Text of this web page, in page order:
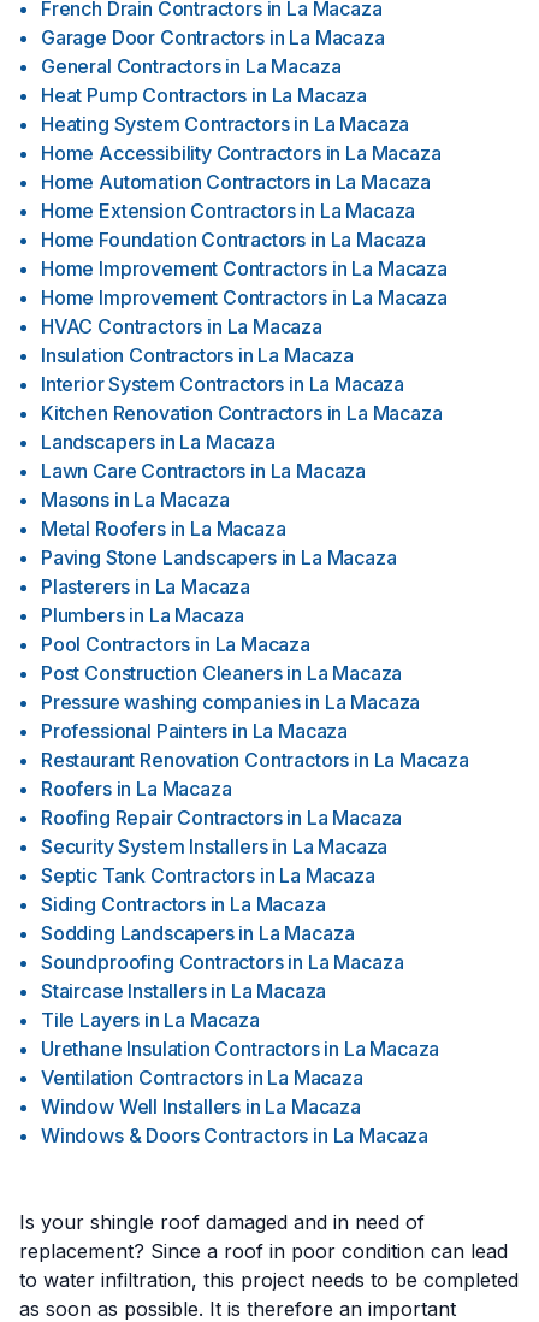
French Drain Contractors in La Macaza
Garage Door Contractors in La Macaza
General Contractors in La Macaza
Heat Pump Contractors in La Macaza
Heating System Contractors in La Macaza
Home Accessibility Contractors in La Macaza
Home Automation Contractors in La Macaza
Home Extension Contractors in La Macaza
Home Foundation Contractors in La Macaza
Home Improvement Contractors in La Macaza
Home Improvement Contractors in La Macaza
HVAC Contractors in La Macaza
Insulation Contractors in La Macaza
Interior System Contractors in La Macaza
Kitchen Renovation Contractors in La Macaza
Landscapers in La Macaza
Lawn Care Contractors in La Macaza
Masons in La Macaza
Metal Roofers in La Macaza
Paving Stone Landscapers in La Macaza
Plasterers in La Macaza
Plumbers in La Macaza
Pool Contractors in La Macaza
Post Construction Cleaners in La Macaza
Pressure washing companies in La Macaza
Professional Painters in La Macaza
Restaurant Renovation Contractors in La Macaza
Roofers in La Macaza
Roofing Repair Contractors in La Macaza
Security System Installers in La Macaza
Septic Tank Contractors in La Macaza
Siding Contractors in La Macaza
Sodding Landscapers in La Macaza
Soundproofing Contractors in La Macaza
Staircase Installers in La Macaza
Tile Layers in La Macaza
Urethane Insulation Contractors in La Macaza
Ventilation Contractors in La Macaza
Window Well Installers in La Macaza
Windows & Doors Contractors in La Macaza
Is your shingle roof damaged and in need of
replacement? Since a roof in poor condition can lead
to water infiltration, this project needs to be completed
as soon as possible. It is therefore an important